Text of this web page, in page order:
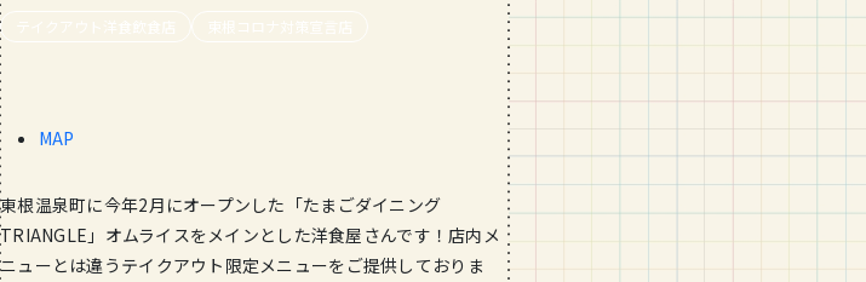
TRIP
【写真付き】山寺の階段はきつい？階
_vol.1
テイクアウト洋食飲食店 東根コロナ対策宣言店
MAP
東根温泉町に今年2月にオープンした「たまごダイニング
TRIANGLE」オムライスをメインとした洋食屋さんです！店内メ
ニューとは違うテイクアウト限定メニューをご提供しておりま